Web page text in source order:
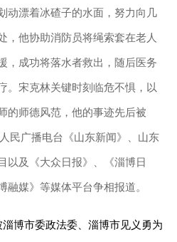
动漂着冰碴子的水面，努力向几
，他协助消防员将绳索套在老人
，成功将落水者救出，随后医务
。宋克林关键时刻临危不惧，以
的师德风范，他的事迹先后被
民广播电台《山东新闻》、山东
以及《大众日报》、《淄博日
媒》等媒体平台争相报道。
博市委政法委、淄博市见义勇为